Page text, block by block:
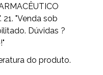
21. "Venda sob
Dúvidas ?
do produto.